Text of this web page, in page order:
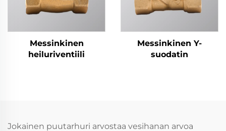
Messinkinen
heiluriventiili
Messinkinen Y-
suodatin
Jokainen puutarhuri arvostaa vesihanan arvoa